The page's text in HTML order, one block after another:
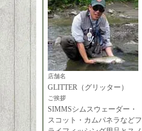
店舗名
GLITTER（グリッター）
ご挨拶
SIMMSシムスウェーダー・
スコット・カムパネラなどフ